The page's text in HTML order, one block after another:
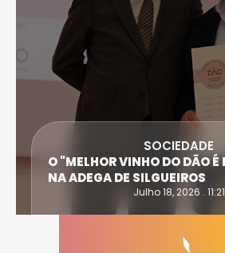
SOCIEDADE
O "MELHOR VINHO DO DÃO É
NA ADEGA DE SILGUEIROS
Julho 18, 2026 . 11:21